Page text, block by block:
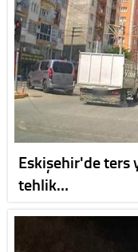
Eskişehir'de ters
tehlik…